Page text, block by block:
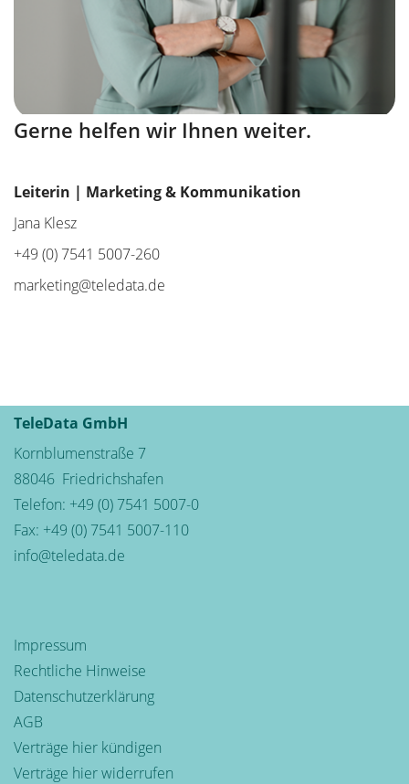
Gerne helfen wir Ihnen weiter.
Leiterin | Marketing & Kommunikation
Jana Klesz
+49 (0) 7541 5007-260
marketing@teledata.de
TeleData GmbH
Kornblumenstraße 7
88046 Friedrichshafen
Telefon: +49 (0) 7541 5007-0
Fax: +49 (0) 7541 5007-110
info@teledata.de
Impressum
Rechtliche Hinweise
Datenschutzerklärung
AGB
Verträge hier kündigen
Verträge hier widerrufen